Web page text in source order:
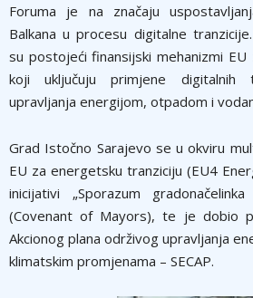
Foruma je na značaju
Balkana u procesu digitalne
su postojeći finansijski mehanizmi
koji uključuju primjene digitalnih
upravljanja energijom, otpadom i
Grad Istočno Sarajevo se u okviru
EU za energetsku tranziciju (EU4
inicijativi „Sporazum
(Covenant of Mayors), te je dobio
Akcionog plana održivog upravljanja
klimatskim promjenama – SECAP.